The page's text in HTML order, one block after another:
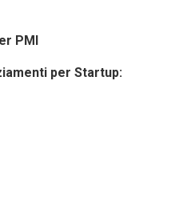
PMI
per Startup: